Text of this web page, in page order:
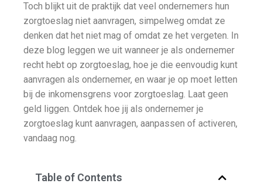
Toch blijkt uit de praktijk dat veel ondernemers hun
zorgtoeslag niet aanvragen, simpelweg omdat ze
denken dat het niet mag of omdat ze het vergeten. In
deze blog leggen we uit wanneer je als ondernemer
recht hebt op zorgtoeslag, hoe je die eenvoudig kunt
aanvragen als ondernemer, en waar je op moet letten
bij de inkomensgrens voor zorgtoeslag. Laat geen
geld liggen. Ontdek hoe jij als ondernemer je
zorgtoeslag kunt aanvragen, aanpassen of activeren,
vandaag nog.
Table of Contents